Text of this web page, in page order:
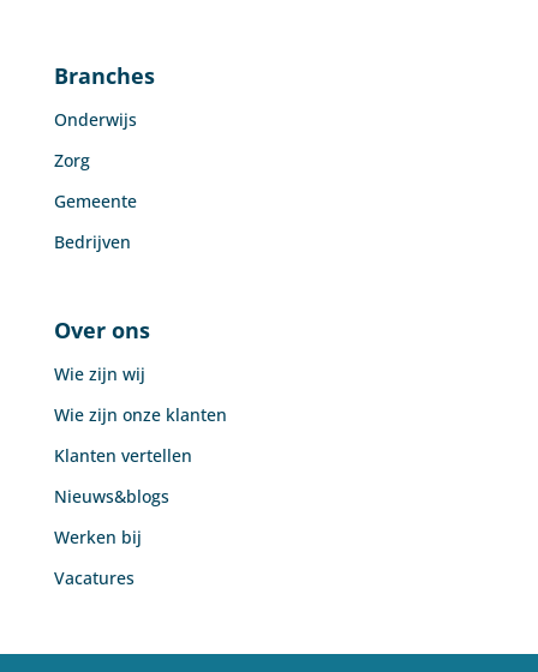
Branches
Onderwijs
Zorg
Gemeente
Bedrijven
Over ons
Wie zijn wij
Wie zijn onze klanten
Klanten vertellen
Nieuws&blogs
Werken bij
Vacatures